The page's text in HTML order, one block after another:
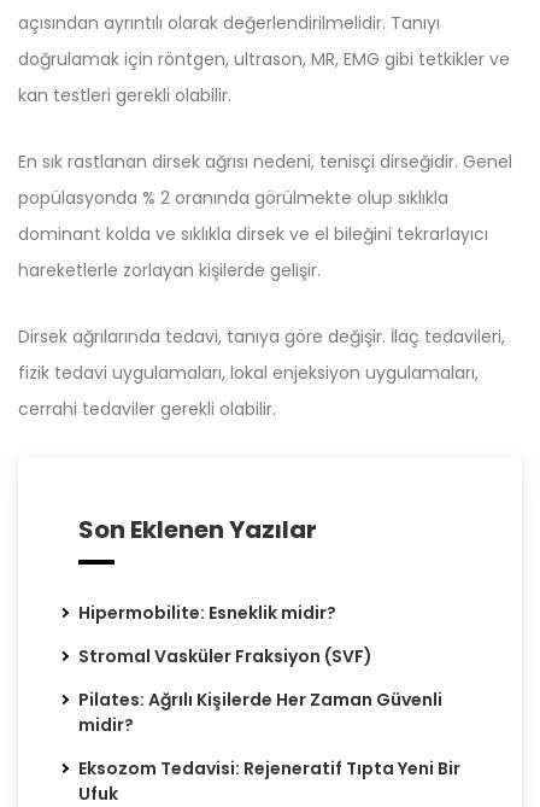
açısından ayrıntılı olarak değerlendirilmelidir. Tanıyı
doğrulamak için röntgen, ultrason, MR, EMG gibi tetkikler ve
kan testleri gerekli olabilir.
En sık rastlanan dirsek ağrısı nedeni, tenisçi dirseğidir. Genel
popülasyonda % 2 oranında görülmekte olup sıklıkla
dominant kolda ve sıklıkla dirsek ve el bileğini tekrarlayıcı
hareketlerle zorlayan kişilerde gelişir.
Dirsek ağrılarında tedavi, tanıya göre değişir. İlaç tedavileri,
fizik tedavi uygulamaları, lokal enjeksiyon uygulamaları,
cerrahi tedaviler gerekli olabilir.
Son Eklenen Yazılar
Hipermobilite: Esneklik midir?
Stromal Vasküler Fraksiyon (SVF)
Pilates: Ağrılı Kişilerde Her Zaman Güvenli
midir?
Eksozom Tedavisi: Rejeneratif Tıpta Yeni Bir
Ufuk